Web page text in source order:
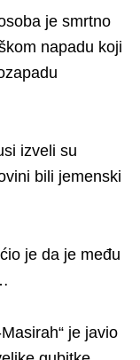
je smrtno
napadu koji
izveli su
bili jemenski
je da je među
je javio